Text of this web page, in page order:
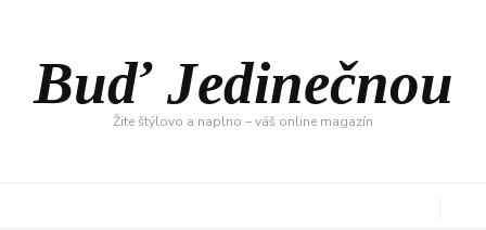
Buď Jedinečnou
Žite štýlovo a naplno – váš online magazín